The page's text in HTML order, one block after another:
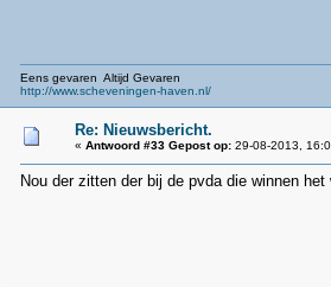
Eens gevaren Altijd Gevaren
http://www.scheveningen-haven.nl/
Re: Nieuwsbericht.
« Antwoord #33 Gepost op:29-08-2013,
Nou der zitten der bij de pvda die winnen het